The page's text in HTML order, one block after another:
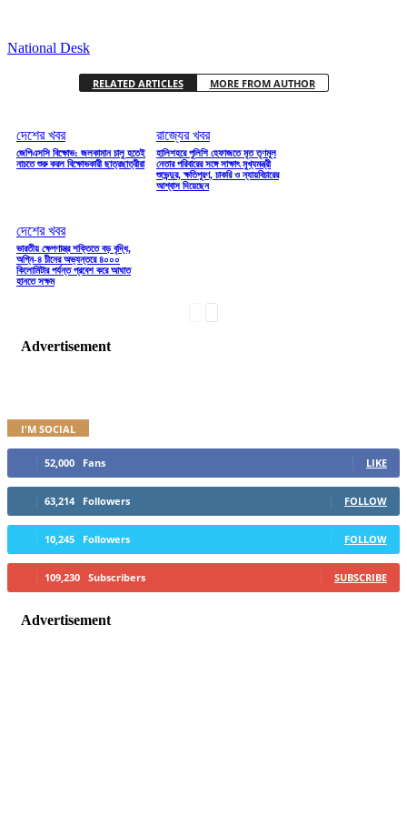
National Desk
RELATED ARTICLES MORE FROM AUTHOR
দেশের খবর
জেপিএসসি বিক্ষোভ: জলকামান চালু হতেই
নাচতে শুরু করল বিক্ষোভকারী ছাত্রছাত্রীরা
রাজ্যের খবর
হালিশহরে পুলিশি হেফাজতে মৃত তৃণমূল
নেতার পরিবারের সঙ্গে সাক্ষাৎ মুখ্যমন্ত্রী
শুভেন্দুর, ক্ষতিপূরণ, চাকরি ও ন্যায়বিচারের
আশ্বাস দিয়েছেন
দেশের খবর
ভারতীয় ক্ষেপণাস্ত্র শক্তিতে বড় বৃদ্ধি,
অগ্নি-৪ চীনের অভ্যন্তরে ৪০০০
কিলোমিটার পর্যন্ত প্রবেশ করে আঘাত
হানতে সক্ষম
Advertisement
I'M SOCIAL
52,000 Fans LIKE
63,214 Followers FOLLOW
10,245 Followers FOLLOW
109,230 Subscribers SUBSCRIBE
Advertisement